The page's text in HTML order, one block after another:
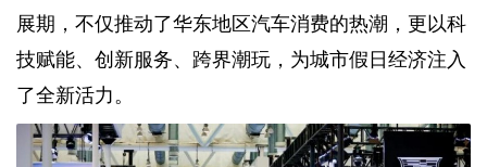
展期，不仅推动了华东地区汽车消费的热潮，更以科
技赋能、创新服务、跨界潮玩，为城市假日经济注入
了全新活力。